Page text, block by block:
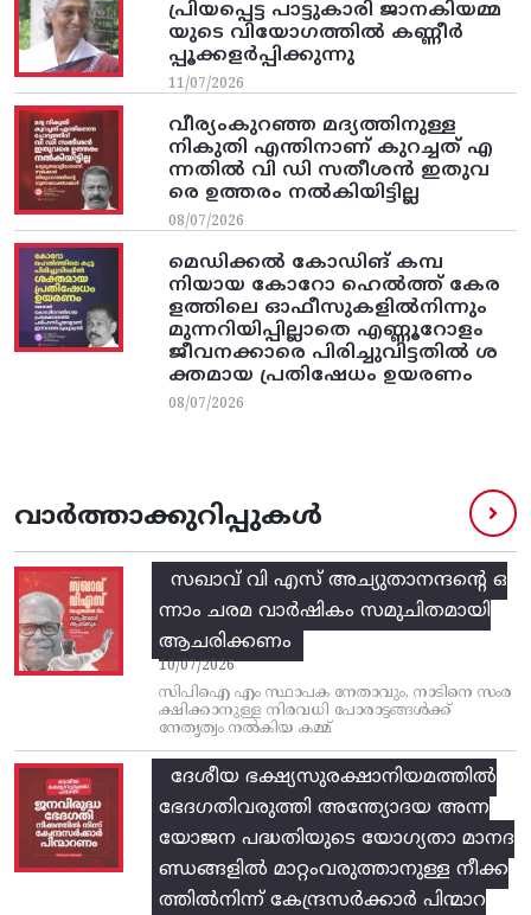
പ്രിയപ്പെട്ട പാട്ടുകാരി ജാനകിയമ്മ
യുടെ വിയോഗത്തിൽ കണ്ണീർ
പ്പൂക്കളർപ്പിക്കുന്നു
11/07/2026
വീര്യംകുറഞ്ഞ മദ്യത്തിനുള്ള
നികുതി എന്തിനാണ് കുറച്ചത് എ
ന്നതിൽ വി ഡി സതീശൻ ഇതുവ
രെ ഉത്തരം നൽകിയിട്ടില്ല
08/07/2026
മെഡിക്കൽ കോഡിങ് കമ്പ
നിയായ കോറോ ഹെൽത്ത് കേര
ളത്തിലെ ഓഫീസുകളിൽനിന്നും
മുന്നറിയിപ്പില്ലാതെ എണ്ണൂറോളം
ജീവനക്കാരെ പിരിച്ചുവിട്ടതിൽ‌ ശ
ക്തമായ പ്രതിഷേധം ഉയരണം
08/07/2026
വാർത്താക്കുറിപ്പുകൾ
സഖാവ് വി എസ്‌ അച്യുതാനന്ദന്റെ ഒ
ന്നാം ചരമ വാര്‍ഷികം സമുചിതമായി
ആചരിക്കണം
10/07/2026
സിപിഐ എം സ്ഥാപക നേതാവും, നാടിനെ സംര
ക്ഷിക്കാനുള്ള നിരവധി പോരാട്ടങ്ങള്‍ക്ക്‌
നേതൃത്വം നല്‍കിയ കമ്മ്
ദേശീയ ഭക്ഷ്യസുരക്ഷാനിയമത്തിൽ
ഭേദഗതിവരുത്തി അന്ത്യോദയ അന്ന
യോജന പദ്ധതിയുടെ യോഗ്യതാ മാനദ
ണ്ഡങ്ങളിൽ മാറ്റംവരുത്താനുള്ള നീക്ക
ത്തിൽനിന്ന്‌ കേന്ദ്രസർക്കാർ പിന്മാറ